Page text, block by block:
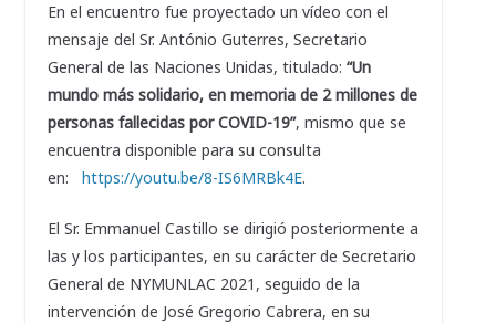
En el encuentro fue proyectado un vídeo con el
mensaje del Sr. António Guterres, Secretario
General de las Naciones Unidas, titulado: “Un
mundo más solidario, en memoria de 2 millones de
personas fallecidas por COVID-19”, mismo que se
encuentra disponible para su consulta
en: https://youtu.be/8-IS6MRBk4E.
El Sr. Emmanuel Castillo se dirigió posteriormente a
las y los participantes, en su carácter de Secretario
General de NYMUNLAC 2021, seguido de la
intervención de José Gregorio Cabrera, en su